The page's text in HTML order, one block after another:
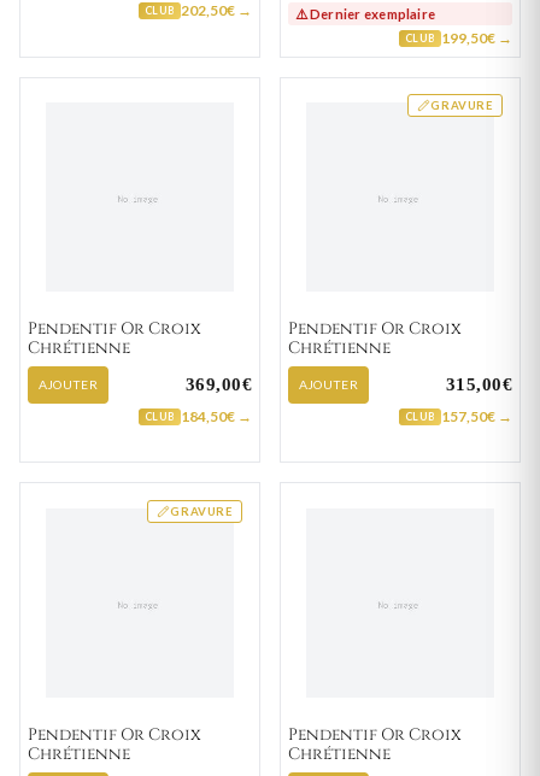
CLUB 202,50€ → ⚠️ Dernier exemplaire
CLUB 199,50€ →
Pendentif Or Croix
Chrétienne
AJOUTER 369,00€
CLUB 184,50€ →
GRAVURE
Pendentif Or Croix
Chrétienne
AJOUTER 315,00€
CLUB 157,50€ →
GRAVURE
Pendentif Or Croix
Chrétienne
Pendentif Or Croix
Chrétienne